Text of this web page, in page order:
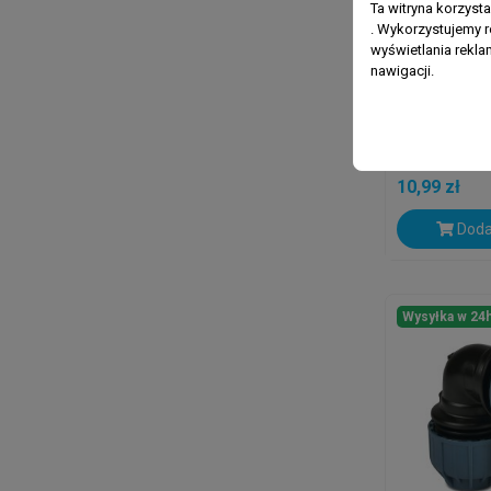
JASON
10,99 zł
Wysyłka w
Ta witryna
.
wyświetlania
nawigacji.